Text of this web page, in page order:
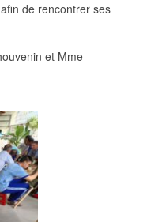
de rencontrer ses
et Mme